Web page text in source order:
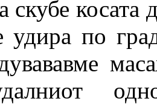
скубе
удира по